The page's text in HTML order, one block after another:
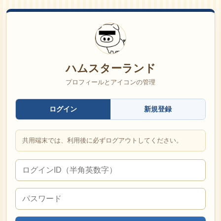
ハムスターランド
プロフィールとアイコンの管理
ログイン 新規登録
共用端末では、利用後に必ずログアウトしてください。